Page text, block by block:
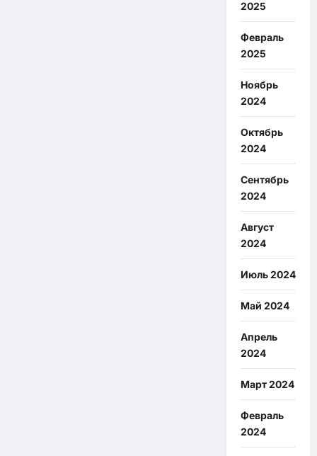
2025
Февраль
2025
Ноябрь
2024
Октябрь
2024
Сентябрь
2024
Август
2024
Июль 2024
Май 2024
Апрель
2024
Март 2024
Февраль
2024